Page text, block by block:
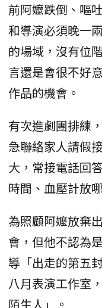
前阿嬤跌倒、嘔
和導演必須晚一
的場域，沒有位
言還是會很不好
作品的機會。
有次進劇團排練
急聯絡家人請假
大，常接電話回
時間、血壓計放
為照顧阿嬤放棄
會，但他不認為
導「出走的第五
八月表演工作室
陌生人」。